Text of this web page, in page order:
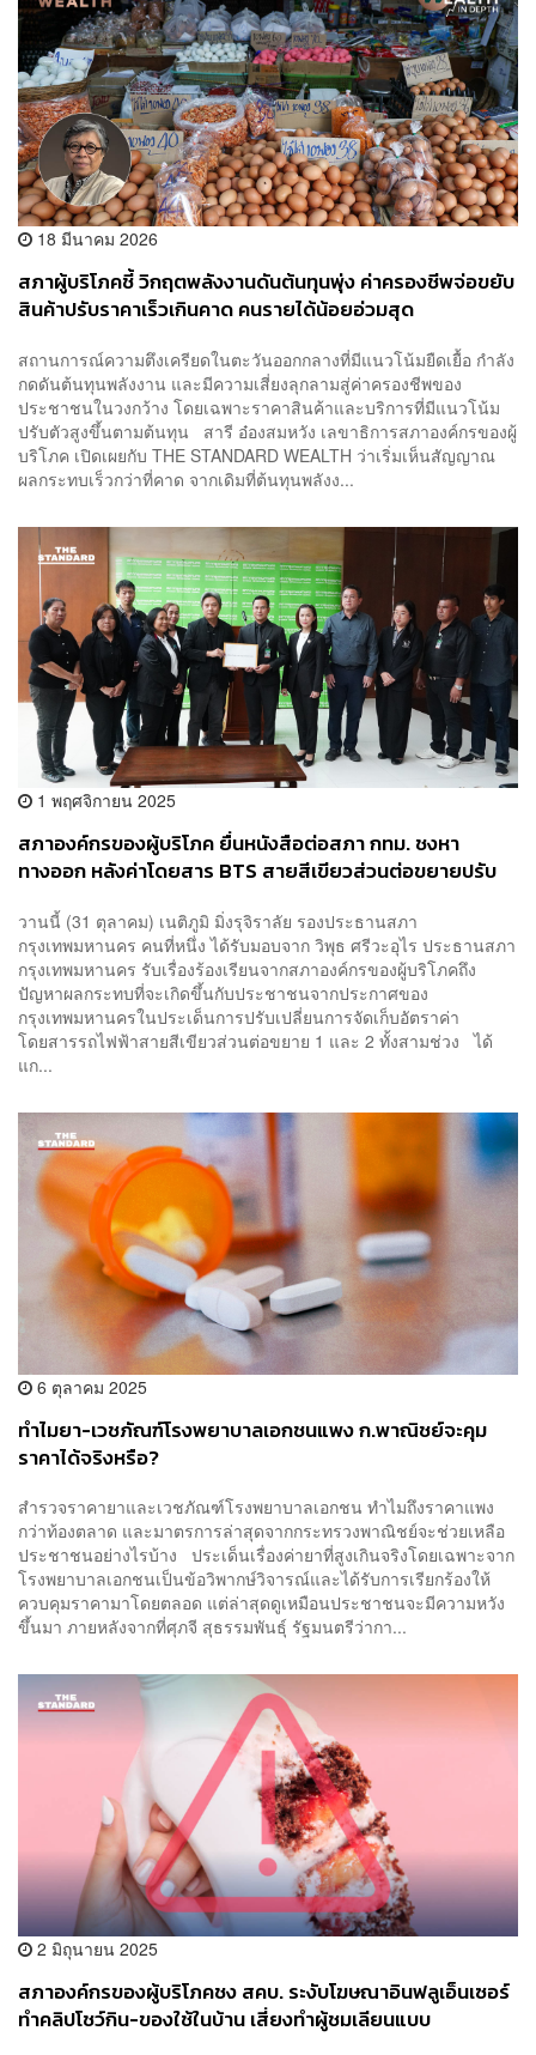
18 มีนาคม 2026
สภาผู้บริโภคชี้ วิกฤตพลังงานดันต้นทุนพุ่ง ค่าครองชีพจ่อขยับ
สินค้าปรับราคาเร็วเกินคาด คนรายได้น้อยอ่วมสุด
สถานการณ์ความตึงเครียดในตะวันออกกลางที่มีแนวโน้มยืดเยื้อ กำลัง
กดดันต้นทุนพลังงาน และมีความเสี่ยงลุกลามสู่ค่าครองชีพของ
ประชาชนในวงกว้าง โดยเฉพาะราคาสินค้าและบริการที่มีแนวโน้ม
ปรับตัวสูงขึ้นตามต้นทุน สารี อ๋องสมหวัง เลขาธิการสภาองค์กรของผู้
บริโภค เปิดเผยกับ THE STANDARD WEALTH ว่าเริ่มเห็นสัญญาณ
ผลกระทบเร็วกว่าที่คาด จากเดิมที่ต้นทุนพลังง...
1 พฤศจิกายน 2025
​สภาองค์กรของผู้บริโภค ยื่นหนังสือต่อสภา กทม. ชงหา
ทางออก หลังค่าโดยสาร BTS สายสีเขียวส่วนต่อขยายปรับ
วานนี้ (31 ตุลาคม) เนติภูมิ มิ่งรุจิราลัย รองประธานสภา
กรุงเทพมหานคร คนที่หนึ่ง ได้รับมอบจาก วิพุธ ศรีวะอุไร ประธานสภา
กรุงเทพมหานคร รับเรื่องร้องเรียนจากสภาองค์กรของผู้บริโภคถึง
ปัญหาผลกระทบที่จะเกิดขึ้นกับประชาชนจากประกาศของ
กรุงเทพมหานครในประเด็นการปรับเปลี่ยนการจัดเก็บอัตราค่า
โดยสารรถไฟฟ้าสายสีเขียวส่วนต่อขยาย 1 และ 2 ทั้งสามช่วง ได้
แก...
6 ตุลาคม 2025
ทำไมยา-เวชภัณฑ์โรงพยาบาลเอกชนแพง ก.พาณิชย์จะคุม
ราคาได้จริงหรือ?
สำรวจราคายาและเวชภัณฑ์โรงพยาบาลเอกชน ทำไมถึงราคาแพง
กว่าท้องตลาด และมาตรการล่าสุดจากกระทรวงพาณิชย์จะช่วยเหลือ
ประชาชนอย่างไรบ้าง ประเด็นเรื่องค่ายาที่สูงเกินจริงโดยเฉพาะจาก
โรงพยาบาลเอกชนเป็นข้อวิพากษ์วิจารณ์และได้รับการเรียกร้องให้
ควบคุมราคามาโดยตลอด แต่ล่าสุดดูเหมือนประชาชนจะมีความหวัง
ขึ้นมา ภายหลังจากที่ศุภจี สุธรรมพันธุ์ รัฐมนตรีว่ากา...
2 มิถุนายน 2025
สภาองค์กรของผู้บริโภคชง สคบ. ระงับโฆษณาอินฟลูเอ็นเซอร์
ทำคลิปโชว์กิน-ของใช้ในบ้าน เสี่ยงทำผู้ชมเลียนแบบ